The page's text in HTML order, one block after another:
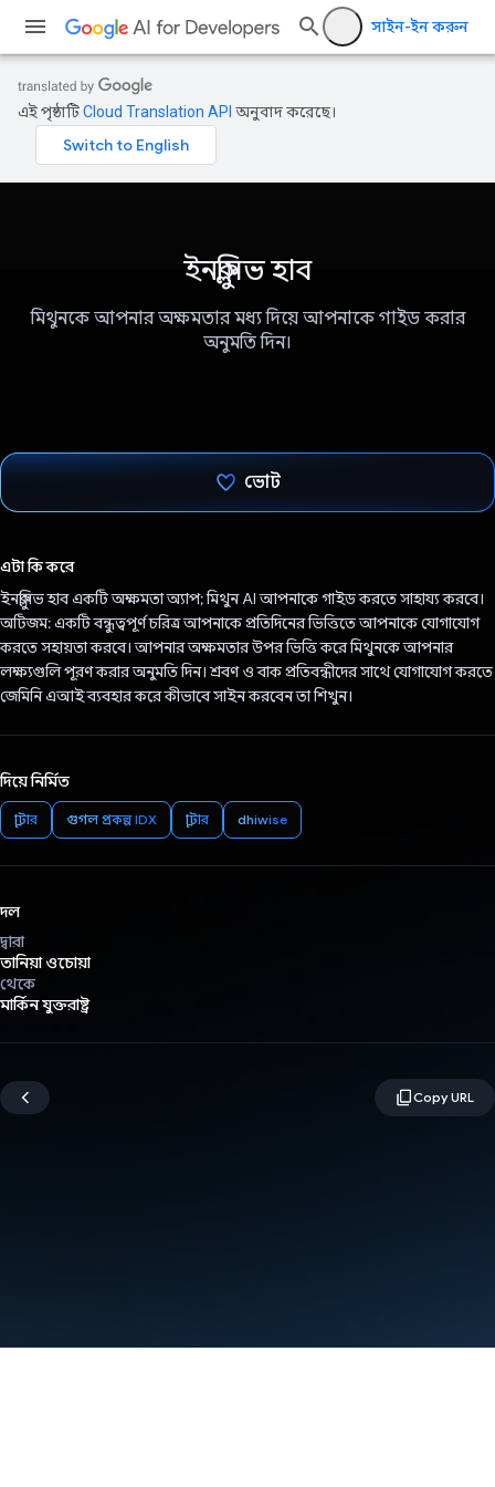
সাইন-ইন করুন
এই পৃষ্ঠাটিCloud Translation API অনুবাদ করেছে।
ইনক্লুসিভ হাব
মিথুনকে আপনার অক্ষমতার মধ্য দিয়ে আপনাকে গাইড করার
অনুমতি দিন।
ভোট
এটা কি করে
ইনক্লুসিভ হাব একটি অক্ষমতা অ্যাপ; মিথুন AI আপনাকে গাইড করতে সাহায্য করবে।
অটিজম: একটি বন্ধুত্বপূর্ণ চরিত্র আপনাকে প্রতিদিনের ভিত্তিতে আপনাকে যোগাযোগ
করতে সহায়তা করবে। আপনার অক্ষমতার উপর ভিত্তি করে মিথুনকে আপনার
লক্ষ্যগুলি পূরণ করার অনুমতি দিন। শ্রবণ ও বাক প্রতিবন্ধীদের সাথে যোগাযোগ করতে
জেমিনি এআই ব্যবহার করে কীভাবে সাইন করবেন তা শিখুন।
দিয়ে নির্মিত
ফ্লাটার গুগল প্রকল্প IDX ফ্লাটার dhiwise
দল
দ্বারা
তানিয়া ওচোয়া
থেকে
মার্কিন যুক্তরাষ্ট্র